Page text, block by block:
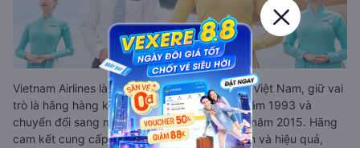
Vietnam Airlines là Tổng Công ty Hàng không Việt Nam, giữ vai
trò là hãng hàng không quốc gia, thành lập năm 1993 và
chuyển đổi sang mô hình công ty cổ phần từ năm 2015. Hãng
cam kết cung cấp dịch vụ chất lượng, an toàn và hiệu quả,